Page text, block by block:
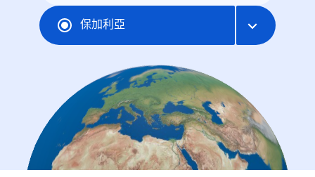
保加利亞